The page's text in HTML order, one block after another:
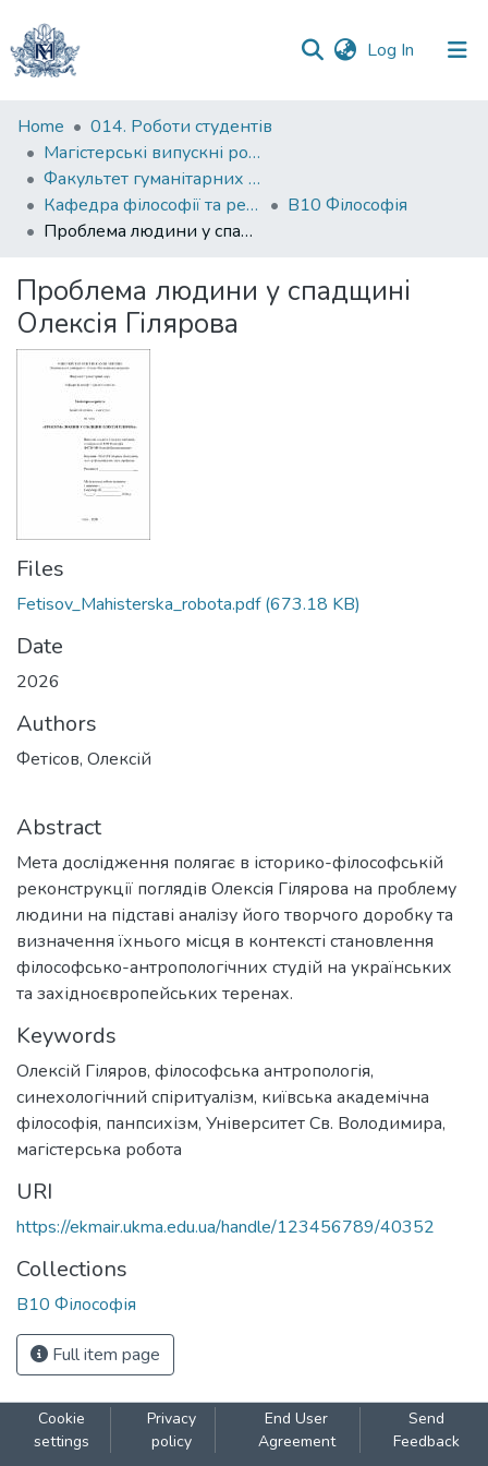
Log In (current)
Communities
&
Collections
All of DSpace
Statistics
Home
014. Роботи студентів
Магістерські випускні роботи
Факультет гуманітарних наук
Кафедра філософії та релігієзнавства
В10 Філософія
Проблема людини у спадщині Олексія Гілярова
Проблема людини у спадщині
Олексія Гілярова
Files
Fetisov_Mahisterska_robota.pdf(673.18 KB)
Date
2026
Authors
Фетісов, Олексій
Abstract
Мета дослідження полягає в історико-філософській
реконструкції поглядів Олексія Гілярова на проблему
людини на підставі аналізу його творчого доробку та
визначення їхнього місця в контексті становлення
філософсько-антропологічних студій на українських
та західноєвропейських теренах.
Keywords
Олексій Гіляров, філософська антропологія,
синехологічний спіритуалізм, київська академічна
філософія, панпсихізм, Університет Св. Володимира,
магістерська робота
URI
https://ekmair.ukma.edu.ua/handle/123456789/40352
Collections
В10 Філософія
Full item page
Cookie
settings
Privacy
policy
End User
Agreement
Send
Feedback